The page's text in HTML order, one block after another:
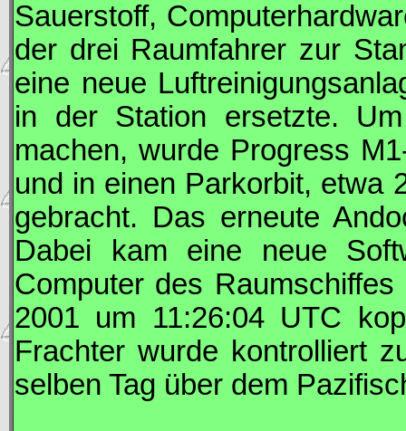
Sauerstoff,
der drei Raumfahrer zur
eine neue
in der Station ersetzte.
machen, wurde Progress
und in einen Parkorbit, etwa
gebracht. Das erneute
Dabei kam eine neue
Computer des
2001 um 11:26:04 UTC
Frachter wurde kontrolliert
selben Tag über dem